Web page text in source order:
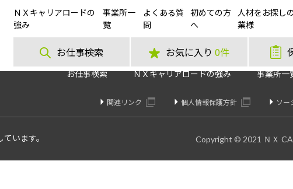
ＮＸキャリアロードの
強み
事業所一
覧
よくある質
問
初めての方
へ
人材をお探し
業様
お仕事検索 お気に入り 0件
検査・梱包・出荷作業
お仕事検索 ＮＸキャリアロードの強み 事業所一
関連リンク 個人情報保護方針 ソー
います。 Copyright © 2021 ＮＸ